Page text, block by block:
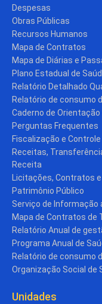
Despesas
Obras Públicas
Recursos Humanos
Mapa de Contratos
Mapa de Diárias e
Plano Estadual de
Relatório Detalhado
Relatório de consumo
Caderno de Orientação
Perguntas Frequentes
Fiscalização e Controle
Receitas,
Receita
Licitações, Contratos
Patrimônio Público
Serviço de Informação
Mapa de Contratos de
Relatório Anual de
Programa Anual de
Relatório de consumo
Organização Social de
Unidades